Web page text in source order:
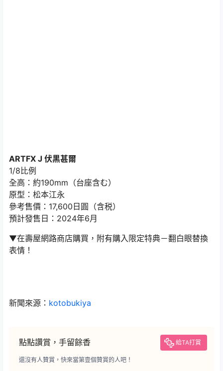
ARTFX J 伏黒甚爾
1/8比例
全高：約190mm（台座含む）
原型：松本江永
參考售價：17,600日圓（含税）
預計發售日：2024年6月
▼在壽屋網路商店購買，附有購入限定特典－翻白眼替換
表情！
新聞來源： kotobukiya
點點讚賞，手留餘香 給TA打賞
還沒有人贊賞，快來當第壹個贊賞的人吧！